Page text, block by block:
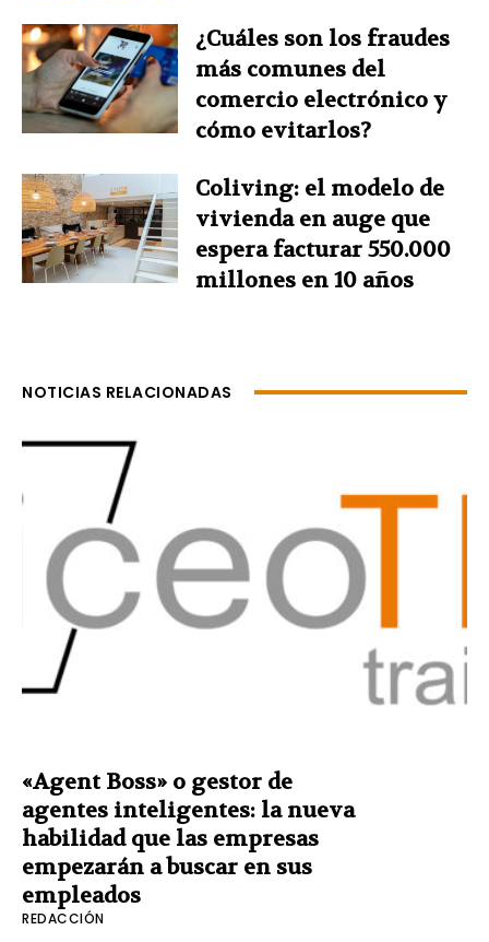
¿Cuáles son los fraudes
más comunes del
comercio electrónico y
cómo evitarlos?
Coliving: el modelo de
vivienda en auge que
espera facturar 550.000
millones en 10 años
NOTICIAS RELACIONADAS
«Agent Boss» o gestor de
agentes inteligentes: la nueva
habilidad que las empresas
empezarán a buscar en sus
empleados
REDACCIÓN